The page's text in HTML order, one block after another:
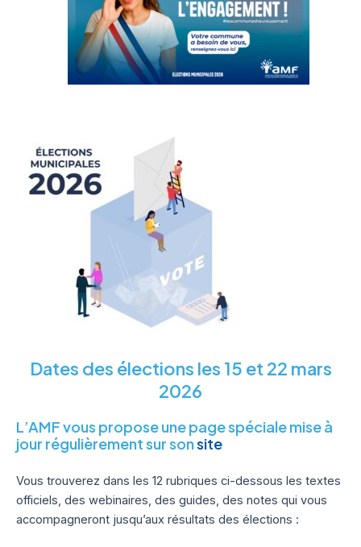
Dates des élections les 15 et 22 mars
2026
L’AMF vous propose une page spéciale mise à
jour régulièrement sur sonsite
Vous trouverez dans les 12 rubriques ci-dessous les textes
officiels, des webinaires, des guides, des notes qui vous
accompagneront jusqu’aux résultats des élections :